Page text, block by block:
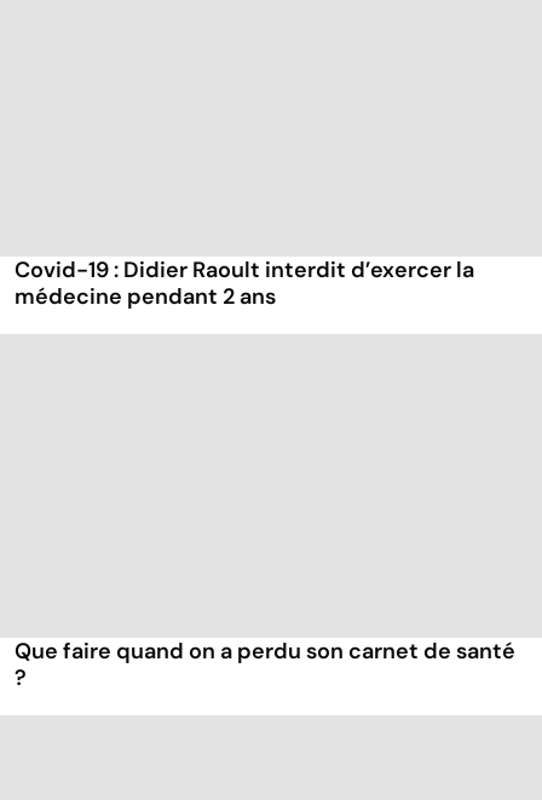
Covid-19 : Didier Raoult interdit d’exercer la
médecine pendant 2 ans
Que faire quand on a perdu son carnet de santé
?